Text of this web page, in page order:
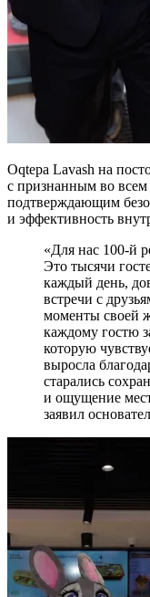
Oqtepa Lavash на
с признанным во всем
подтверждающим
и эффективность
«Для нас 100-й
Это тысячи
каждый день,
встречи с
моменты своей
каждому гостю
которую
выросла
старались
и ощущение
заявил